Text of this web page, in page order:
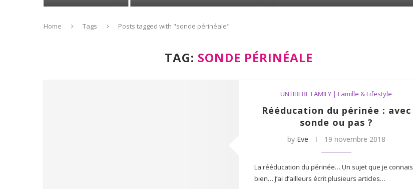
Home Tags Posts tagged with "sonde périnéale"
TAG: SONDE PÉRINÉALE
UNTIBEBE FAMILY | Famille & Lifestyle
Rééducation du périnée : avec
sonde ou pas ?
by Eve 19 novembre 2018
La rééducation du périnée… Un sujet que je connais
bien… J’ai d’ailleurs écrit plusieurs articles…